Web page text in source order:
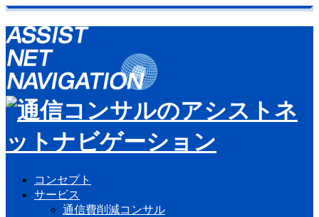
コンセプト
サービス
通信費削減コンサル